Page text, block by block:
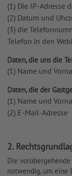
(1) Die IP-Adresse
(2) Datum und
(3) die
Telefon in den
Daten, die uns die
(1) Name und
Daten, die der
(1) Name und
(2) E-Mail-Adresse
2.
Die
notwendig, um eine